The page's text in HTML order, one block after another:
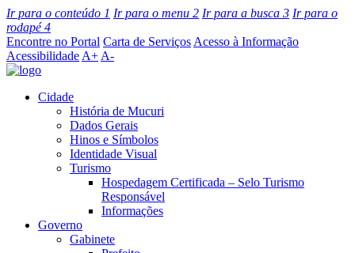
Ir para o conteúdo 1 Ir para o menu 2 Ir para a busca 3 Ir para o
rodapé4
Encontre no Portal Carta de Serviços Acesso à Informação
Acessibilidade A+ A-
Cidade
História de Mucuri
Dados Gerais
Hinos e Símbolos
Identidade Visual
Turismo
Hospedagem Certificada – Selo Turismo
Responsável
Informações
Governo
Gabinete